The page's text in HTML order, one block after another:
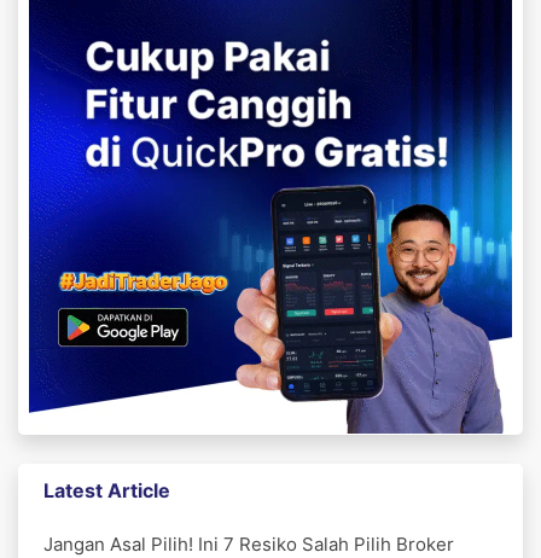
Latest Article
Jangan Asal Pilih! Ini 7 Resiko Salah Pilih Broker